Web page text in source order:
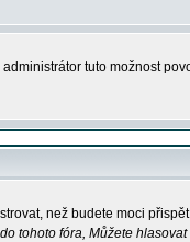
tuto možnost
než budete moci
tohoto fóra, Můžete hlasovat